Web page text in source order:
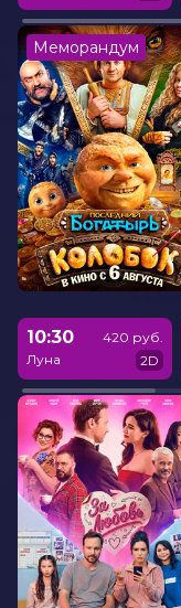
Меморандум
10:30
Луна
420 руб.
2D